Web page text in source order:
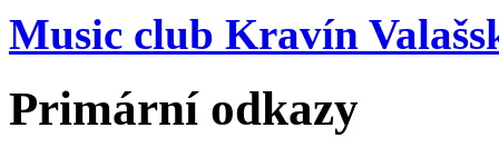
Music club Kravín
Primární odkazy